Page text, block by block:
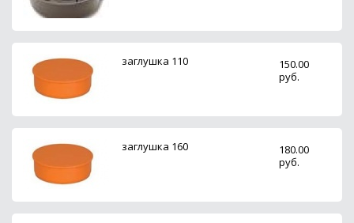
заглушка 110
150.00
руб.
заглушка 160
180.00
руб.